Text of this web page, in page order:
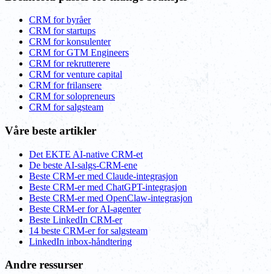
CRM for byråer
CRM for startups
CRM for konsulenter
CRM for GTM Engineers
CRM for rekrutterere
CRM for venture capital
CRM for frilansere
CRM for solopreneurs
CRM for salgsteam
Våre beste artikler
Det EKTE AI-native CRM-et
De beste AI-salgs-CRM-ene
Beste CRM-er med Claude-integrasjon
Beste CRM-er med ChatGPT-integrasjon
Beste CRM-er med OpenClaw-integrasjon
Beste CRM-er for AI-agenter
Beste LinkedIn CRM-er
14 beste CRM-er for salgsteam
LinkedIn inbox-håndtering
Andre ressurser